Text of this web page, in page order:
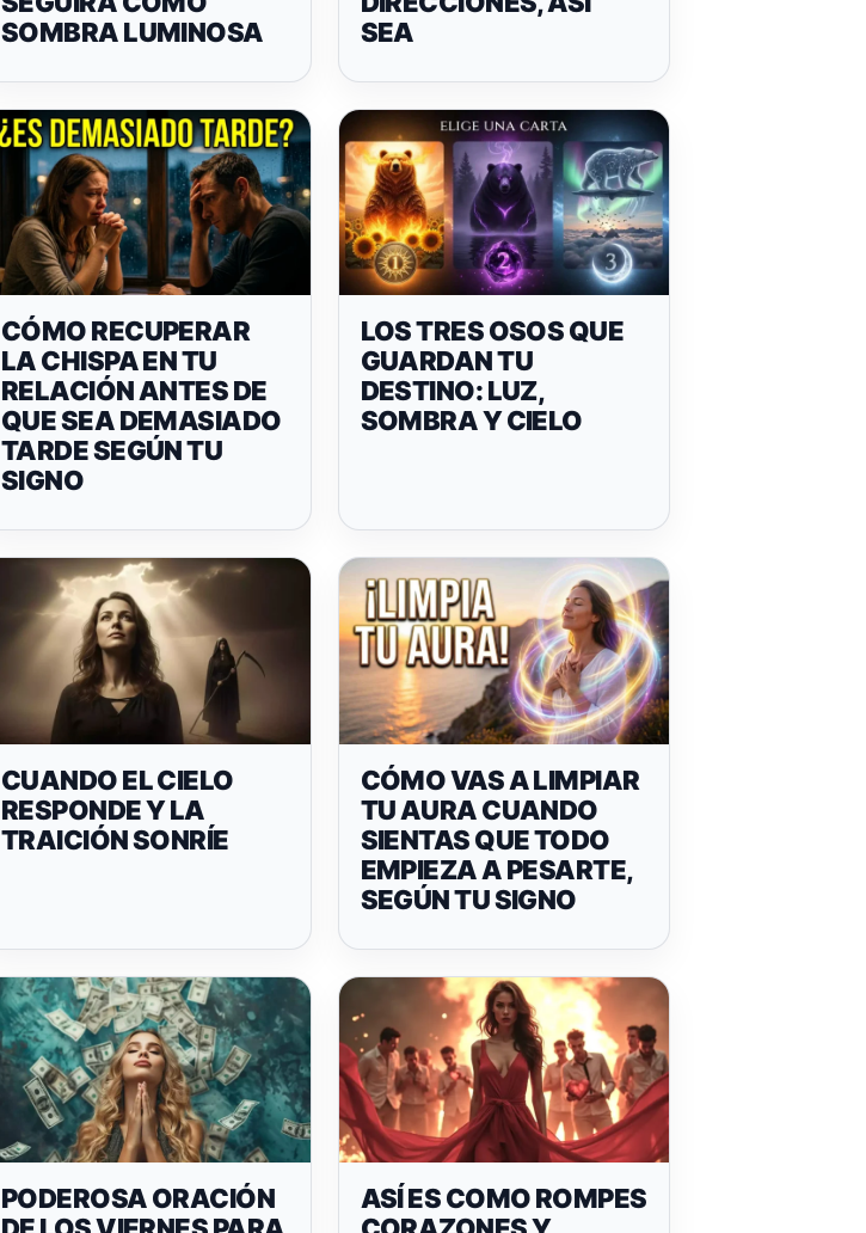
SOMBRA LUMINOSA
SEA
CÓMO RECUPERAR
LA CHISPA EN TU
RELACIÓN ANTES DE
QUE SEA DEMASIADO
TARDE SEGÚN TU
SIGNO
LOS TRES OSOS QUE
GUARDAN TU
DESTINO: LUZ,
SOMBRA Y CIELO
CUANDO EL CIELO
RESPONDE Y LA
TRAICIÓN SONRÍE
CÓMO VAS A LIMPIAR
TU AURA CUANDO
SIENTAS QUE TODO
EMPIEZA A PESARTE,
SEGÚN TU SIGNO
PODEROSA ORACIÓN
ASÍ ES COMO ROMPES